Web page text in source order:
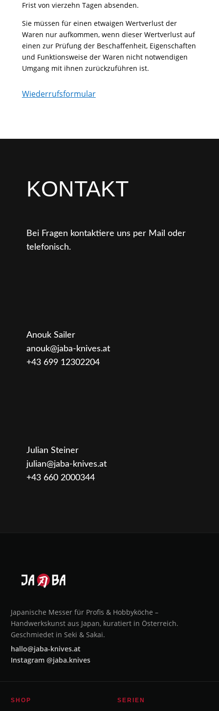
Frist von vierzehn Tagen absenden.
Sie müssen für einen etwaigen Wertverlust der
Waren nur aufkommen, wenn dieser Wertverlust auf
einen zur Prüfung der Beschaffenheit, Eigenschaften
und Funktionsweise der Waren nicht notwendigen
Umgang mit ihnen zurückzuführen ist.
Wiederrufsformular
KONTAKT
Bei Fragen kontaktiere uns per Mail oder
telefonisch.
Anouk Sailer
anouk@jaba-knives.at
+43 699 12302204
Julian Steiner
julian@jaba-knives.at
+43 660 2000344
Japanische Messer für Profis & Hobbyköche –
Handwerkskunst aus Japan, kuratiert in Österreich.
Geschmiedet in Seki & Sakai.
hallo@jaba-knives.at
Instagram @jaba.knives
SHOP SERIEN